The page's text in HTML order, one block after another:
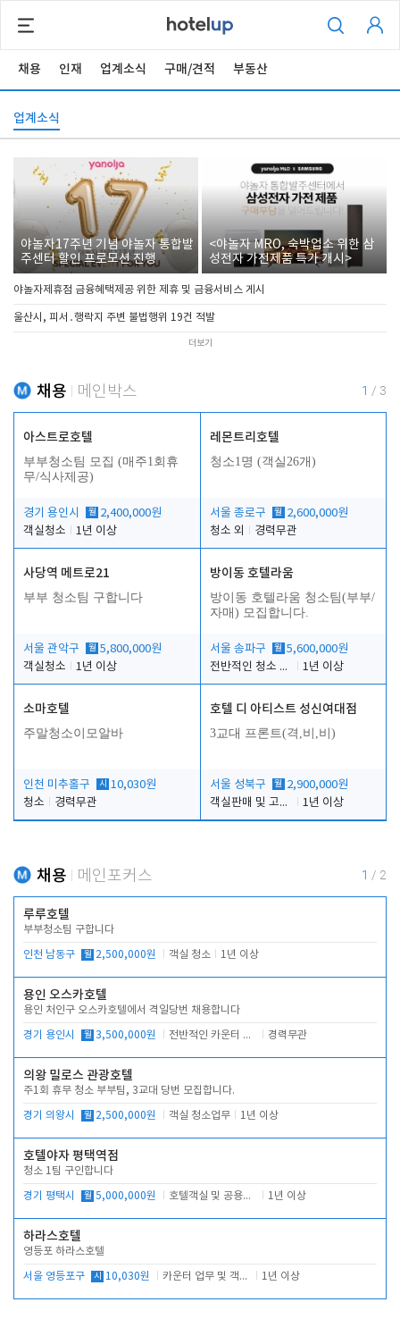
채용 인재 업계소식 구매/견적 부동산
업계소식
야놀자17주년 기념 야놀자 통합발
주센터 할인 프로모션 진행
<야놀자 MRO, 숙박업소 위한 삼
성전자 가전제품 특가 개시>
야놀자제휴점 금융혜택제공 위한 제휴 및 금융서비스 게시
울산시, 피서․행락지 주변 불법행위 19건 적발
더보기
채용 메인박스 1 / 3
아스트로호텔
부부청소팀 모집 (매주1회휴
무/식사제공)
경기 용인시 월 2,400,000원
객실청소
1년 이상
레몬트리호텔
청소1명 (객실26개)
서울 종로구 월 2,600,000원
청소 외
경력무관
사당역 메트로21
부부 청소팀 구합니다
서울 관악구 월 5,800,000원
객실청소
1년 이상
방이동 호텔라움
방이동 호텔라움 청소팀(부부/
자매) 모집합니다.
서울 송파구 월 5,600,000원
전반적인 청소 업무(객실청소.객실정리)
1년 이상
소마호텔
주말청소이모알바
인천 미추홀구 시 10,030원
청소
경력무관
호텔 디 아티스트 성신여대점
3교대 프론트(격,비,비)
서울 성북구 월 2,900,000원
객실판매 및 고객응대
1년 이상
채용 메인포커스 1 / 2
루루호텔
부부청소팀 구합니다
인천 남동구 월 2,500,000원 객실 청소 1년 이상
용인 오스카호텔
용인 처인구 오스카호텔에서 격일당번 채용합니다
경기 용인시 월 3,500,000원 전반적인 카운터 업무 경력무관
의왕 밀로스 관광호텔
주1회 휴무 청소 부부팀, 3교대 당번 모집합니다.
경기 의왕시 월 2,500,000원 객실 청소업무 1년 이상
호텔야자 평택역점
청소 1팀 구인합니다
경기 평택시 월 5,000,000원 호텔객실 및 공용시설 청소 관리 1년 이상
하라스호텔
영등포 하라스호텔
서울 영등포구 시 10,030원 카운터 업무 및 객실관리(청소상태 확인, 객실판매) 1년 이상